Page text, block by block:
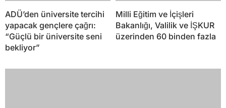
bekliyor”